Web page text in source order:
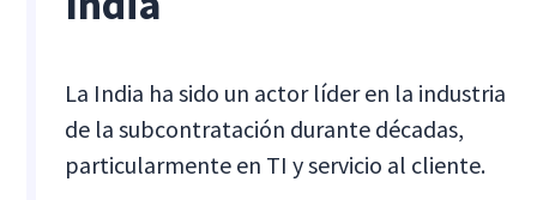
La India ha sido un actor líder en la industria
de la subcontratación durante décadas,
particularmente en TI y servicio al cliente.